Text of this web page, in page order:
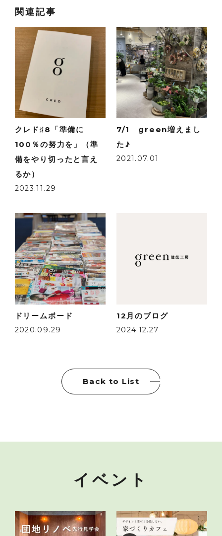
関連記事
クレド♯8「準備に
100％の努力を」（準
備をやり切ったと言え
るか）
2023.11.29
7/1 green増えまし
た♪
2021.07.01
ドリームボード
2020.09.29
12月のブログ
2024.12.27
Back to List
イベント